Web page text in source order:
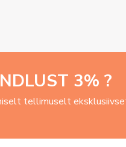
3% ?
tellimuselt